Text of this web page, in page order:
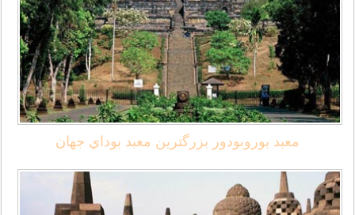
معبد بوروبودور بزرگترين معبد بوداي جهان